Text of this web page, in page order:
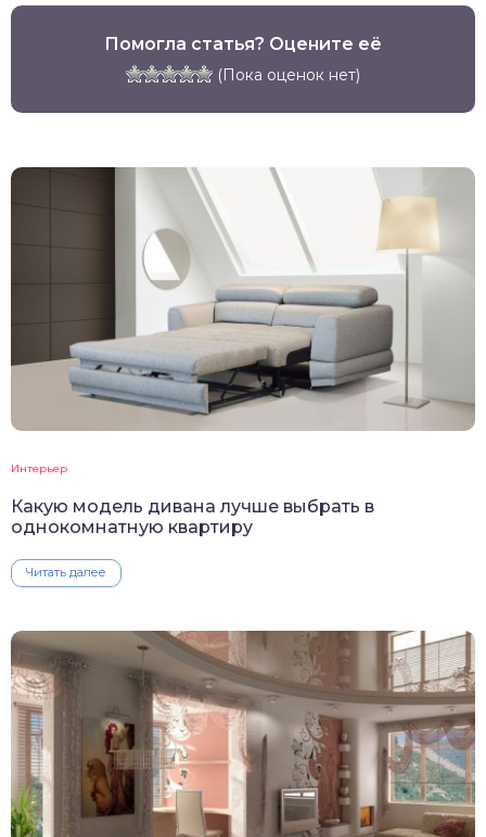
Помогла статья? Оцените её
(Пока оценок нет)
Интерьер
Какую модель дивана лучше выбрать в
однокомнатную квартиру
Читать далее